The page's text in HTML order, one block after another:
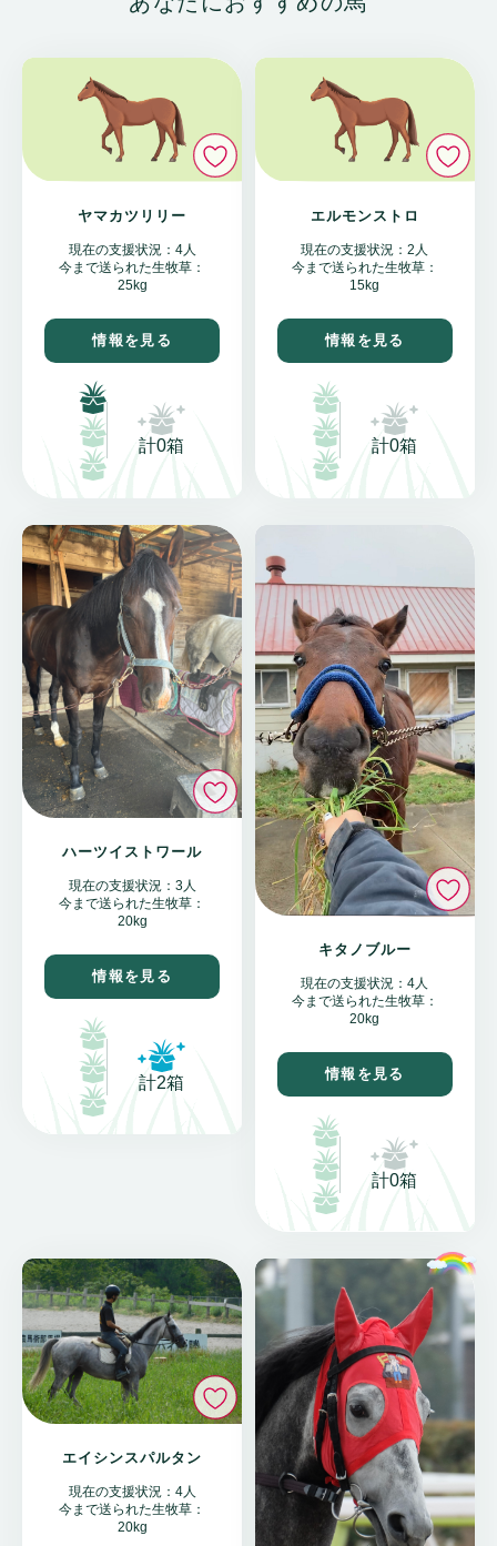
ヤマカツリリー
現在の支援状況：4人
今まで送られた生牧草：
25kg
情報を見る
計0箱
エルモンストロ
現在の支援状況：2人
今まで送られた生牧草：
15kg
情報を見る
計0箱
いいね
ハーツイストワール
現在の支援状況：3人
今まで送られた生牧草：
20kg
情報を見る
計2箱
い
キタノブルー
現在の支援状況：4人
今まで送られた生牧草：
20kg
情報を見る
計0箱
いいね
エイシンスパルタン
現在の支援状況：4人
今まで送られた生牧草：
20kg